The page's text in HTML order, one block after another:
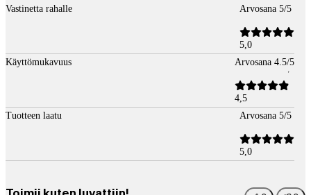
Vastinetta rahalle Arvosana 5/5
5,0
Käyttömukavuus
Arvosana 4.5/5
4,5
Tuotteen laatu
Arvosana 5/5
5,0